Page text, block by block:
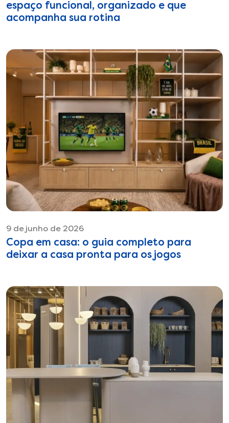
espaço funcional, organizado e que
acompanha sua rotina
9 de junho de 2026
Copa em casa: o guia completo para
deixar a casa pronta para os jogos